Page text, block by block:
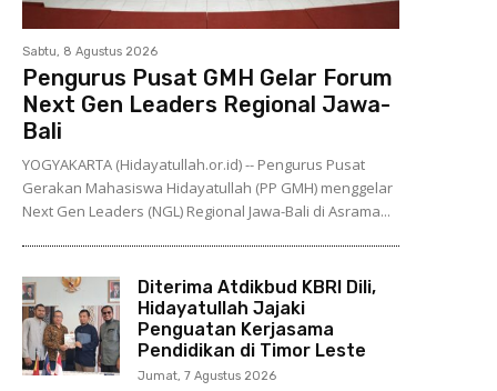
Sabtu, 8 Agustus 2026
Pengurus Pusat GMH Gelar Forum
Next Gen Leaders Regional Jawa-
Bali
YOGYAKARTA (Hidayatullah.or.id) -- Pengurus Pusat
Gerakan Mahasiswa Hidayatullah (PP GMH) menggelar
Next Gen Leaders (NGL) Regional Jawa-Bali di Asrama...
Diterima Atdikbud KBRI Dili,
Hidayatullah Jajaki
Penguatan Kerjasama
Pendidikan di Timor Leste
Jumat, 7 Agustus 2026